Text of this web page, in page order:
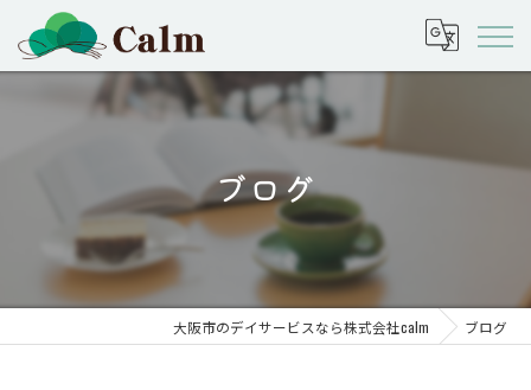
ブログ
大阪市のデイサービスなら株式会社calm ブログ